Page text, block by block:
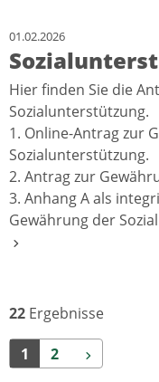
01.02.2026
Hier finden Sie die
Sozialunterstützung.
1. Online-Antrag zur
Sozialunterstützung.
2. Antrag zur
3. Anhang A als
Gewährung der
22 Ergebnisse
1 2 Weiter